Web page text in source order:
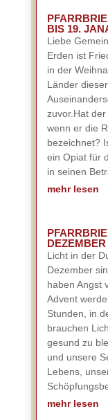
BIS 19.
Liebe
Erden ist
in der
Länder
zuvor.Hat
wenn er die
bezeichnet?
ein Opiat für
in seinen
mehr lesen
DEZEMBER
Licht in der
Dezember
haben Angst
Advent
Stunden, in
brauchen
gesund zu
und unsere
Lebens,
mehr lesen